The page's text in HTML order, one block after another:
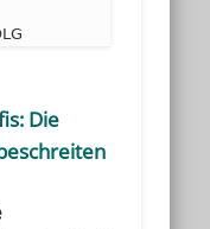
Die